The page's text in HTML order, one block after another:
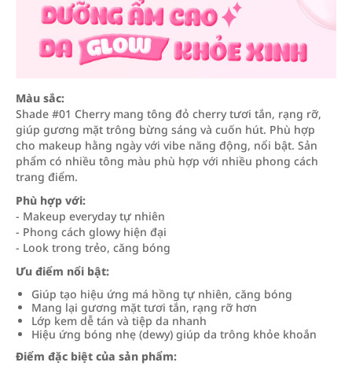
Màu sắc:
Shade #01 Cherry mang tông đỏ cherry tươi tắn, rạng rỡ,
giúp gương mặt trông bừng sáng và cuốn hút. Phù hợp
cho makeup hằng ngày với vibe năng động, nổi bật. Sản
phẩm có nhiều tông màu phù hợp với nhiều phong cách
trang điểm.
Phù hợp với:
- Makeup everyday tự nhiên
- Phong cách glowy hiện đại
- Look trong trẻo, căng bóng
Ưu điểm nổi bật:
Giúp tạo hiệu ứng má hồng tự nhiên, căng bóng
Mang lại gương mặt tươi tắn, rạng rỡ hơn
Lớp kem dễ tán và tiệp da nhanh
Hiệu ứng bóng nhẹ (dewy) giúp da trông khỏe khoắn
Điểm đặc biệt của sản phẩm: